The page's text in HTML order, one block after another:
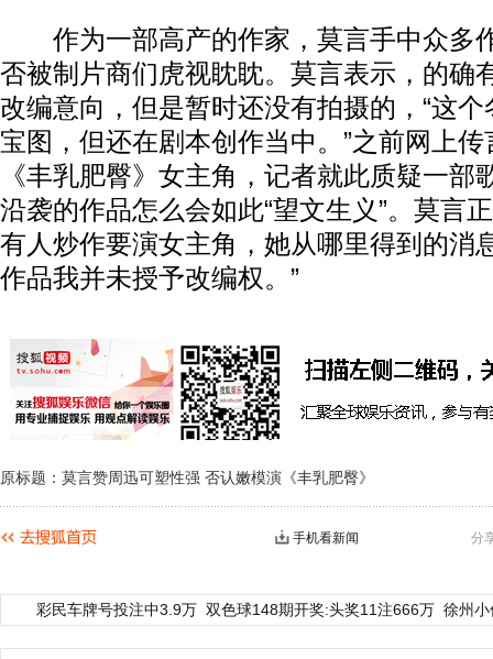
作为一部高产的作家，莫言手中众多
否被制片商们虎视眈眈。莫言表示，的确
改编意向，但是暂时还没有拍摄的，“这
宝图，但还在剧本创作当中。”之前网上
《丰乳肥臀》女主角，记者就此质疑一部
沿袭的作品怎么会如此“望文生义”。莫言
有人炒作要演女主角，她从哪里得到的消
作品我并未授予改编权。”
原标题：莫言赞周迅可塑性强 否认嫩模演《丰乳肥臀》
分
手机看新闻
彩民车牌号投注中3.9万 双色球148期开奖:头奖11注666万 徐州